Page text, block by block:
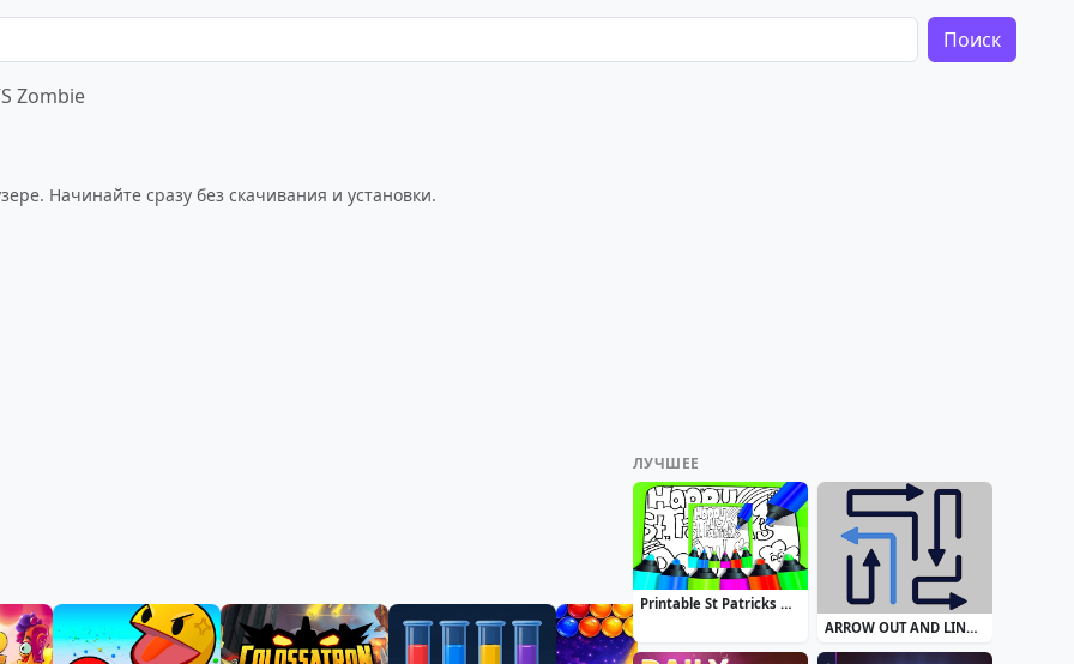
Поиск
Zombie
Играть сейчас
Начинайте сразу без скачивания и установки.
ЛУЧШЕЕ
Printable St Patricks Day Coloring Pages
ARROW OUT AND LINKER